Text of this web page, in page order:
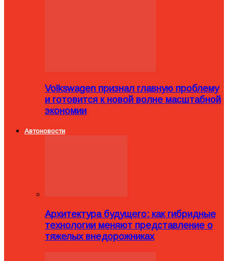
Volkswagen признал главную проблему
и готовится к новой волне масштабной
экономии
Автоновости
Архитектура будущего: как гибридные
технологии меняют представление о
тяжелых внедорожниках